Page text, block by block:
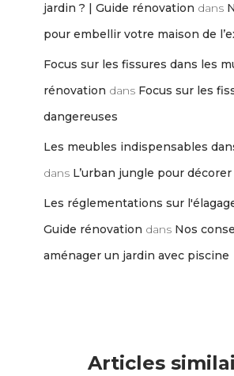
jardin ? | Guide rénovation dans
pour embellir votre maison de
Focus sur les fissures dans les
rénovation dans Focus sur les
dangereuses
Les meubles indispensables
dans L’urban jungle pour
Les réglementations sur
Guide rénovation dans Nos
aménager un jardin avec piscine
Articles